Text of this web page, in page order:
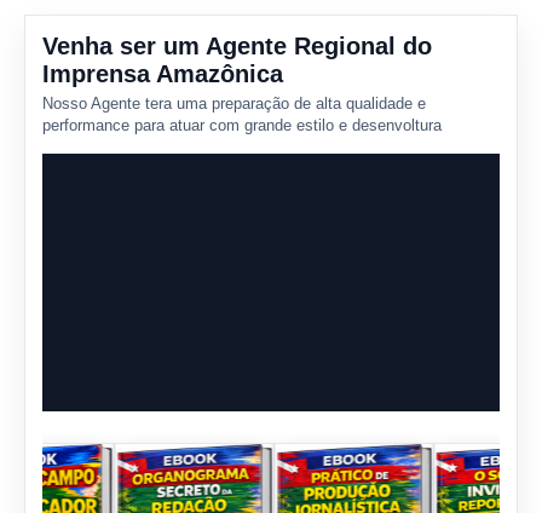
Venha ser um Agente Regional do
Imprensa Amazônica
Nosso Agente tera uma preparação de alta qualidade e
performance para atuar com grande estilo e desenvoltura